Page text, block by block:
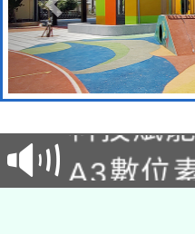
本館辦
礎課程
A3數位